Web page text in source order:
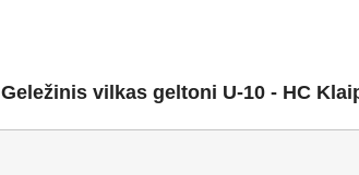
Geležinis vilkas geltoni U-10 - HC